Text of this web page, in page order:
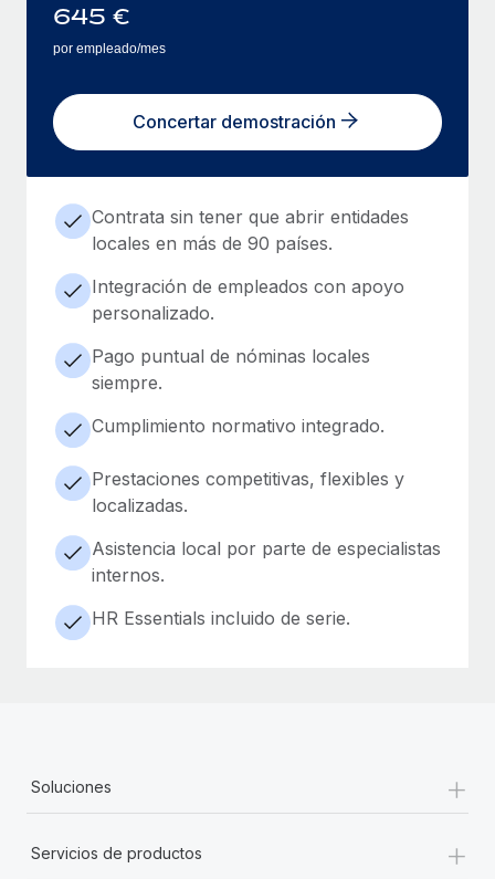
645 €
por empleado/mes
Concertar demostración
Contrata sin tener que abrir entidades
locales en más de 90 países.
Integración de empleados con apoyo
personalizado.
Pago puntual de nóminas locales
siempre.
Cumplimiento normativo integrado.
Prestaciones competitivas, flexibles y
localizadas.
Asistencia local por parte de especialistas
internos.
HR Essentials incluido de serie.
Soluciones +
Servicios de productos +